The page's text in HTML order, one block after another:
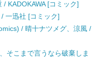
KADOKAWA [コミック]
一迅社 [コミック]
/ 晴十ナツメグ、涼風 /
そこまで言うなら破棄しま